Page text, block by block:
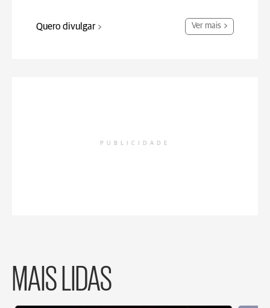
Quero divulgar Ver mais
PUBLICIDADE
MAIS LIDAS